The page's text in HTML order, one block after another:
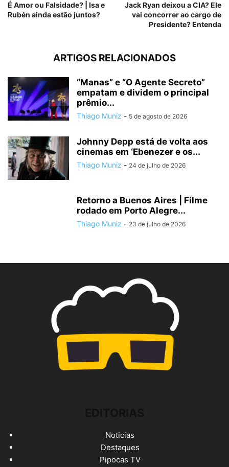
É Amor ou Falsidade? | Isa e
Rubén ainda estão juntos?
Jack Ryan deixou a CIA? Ele
vai concorrer ao cargo de
Presidente? Entenda
ARTIGOS RELACIONADOS
“Manas” e “O Agente Secreto”
empatam e dividem o principal
prêmio...
Thiago Muniz - 5 de agosto de 2026
Johnny Depp está de volta aos
cinemas em ‘Ebenezer e os...
Thiago Muniz - 24 de julho de 2026
Retorno a Buenos Aires | Filme
rodado em Porto Alegre...
Thiago Muniz - 23 de julho de 2026
Noticias
Destaques
Pipocas TV